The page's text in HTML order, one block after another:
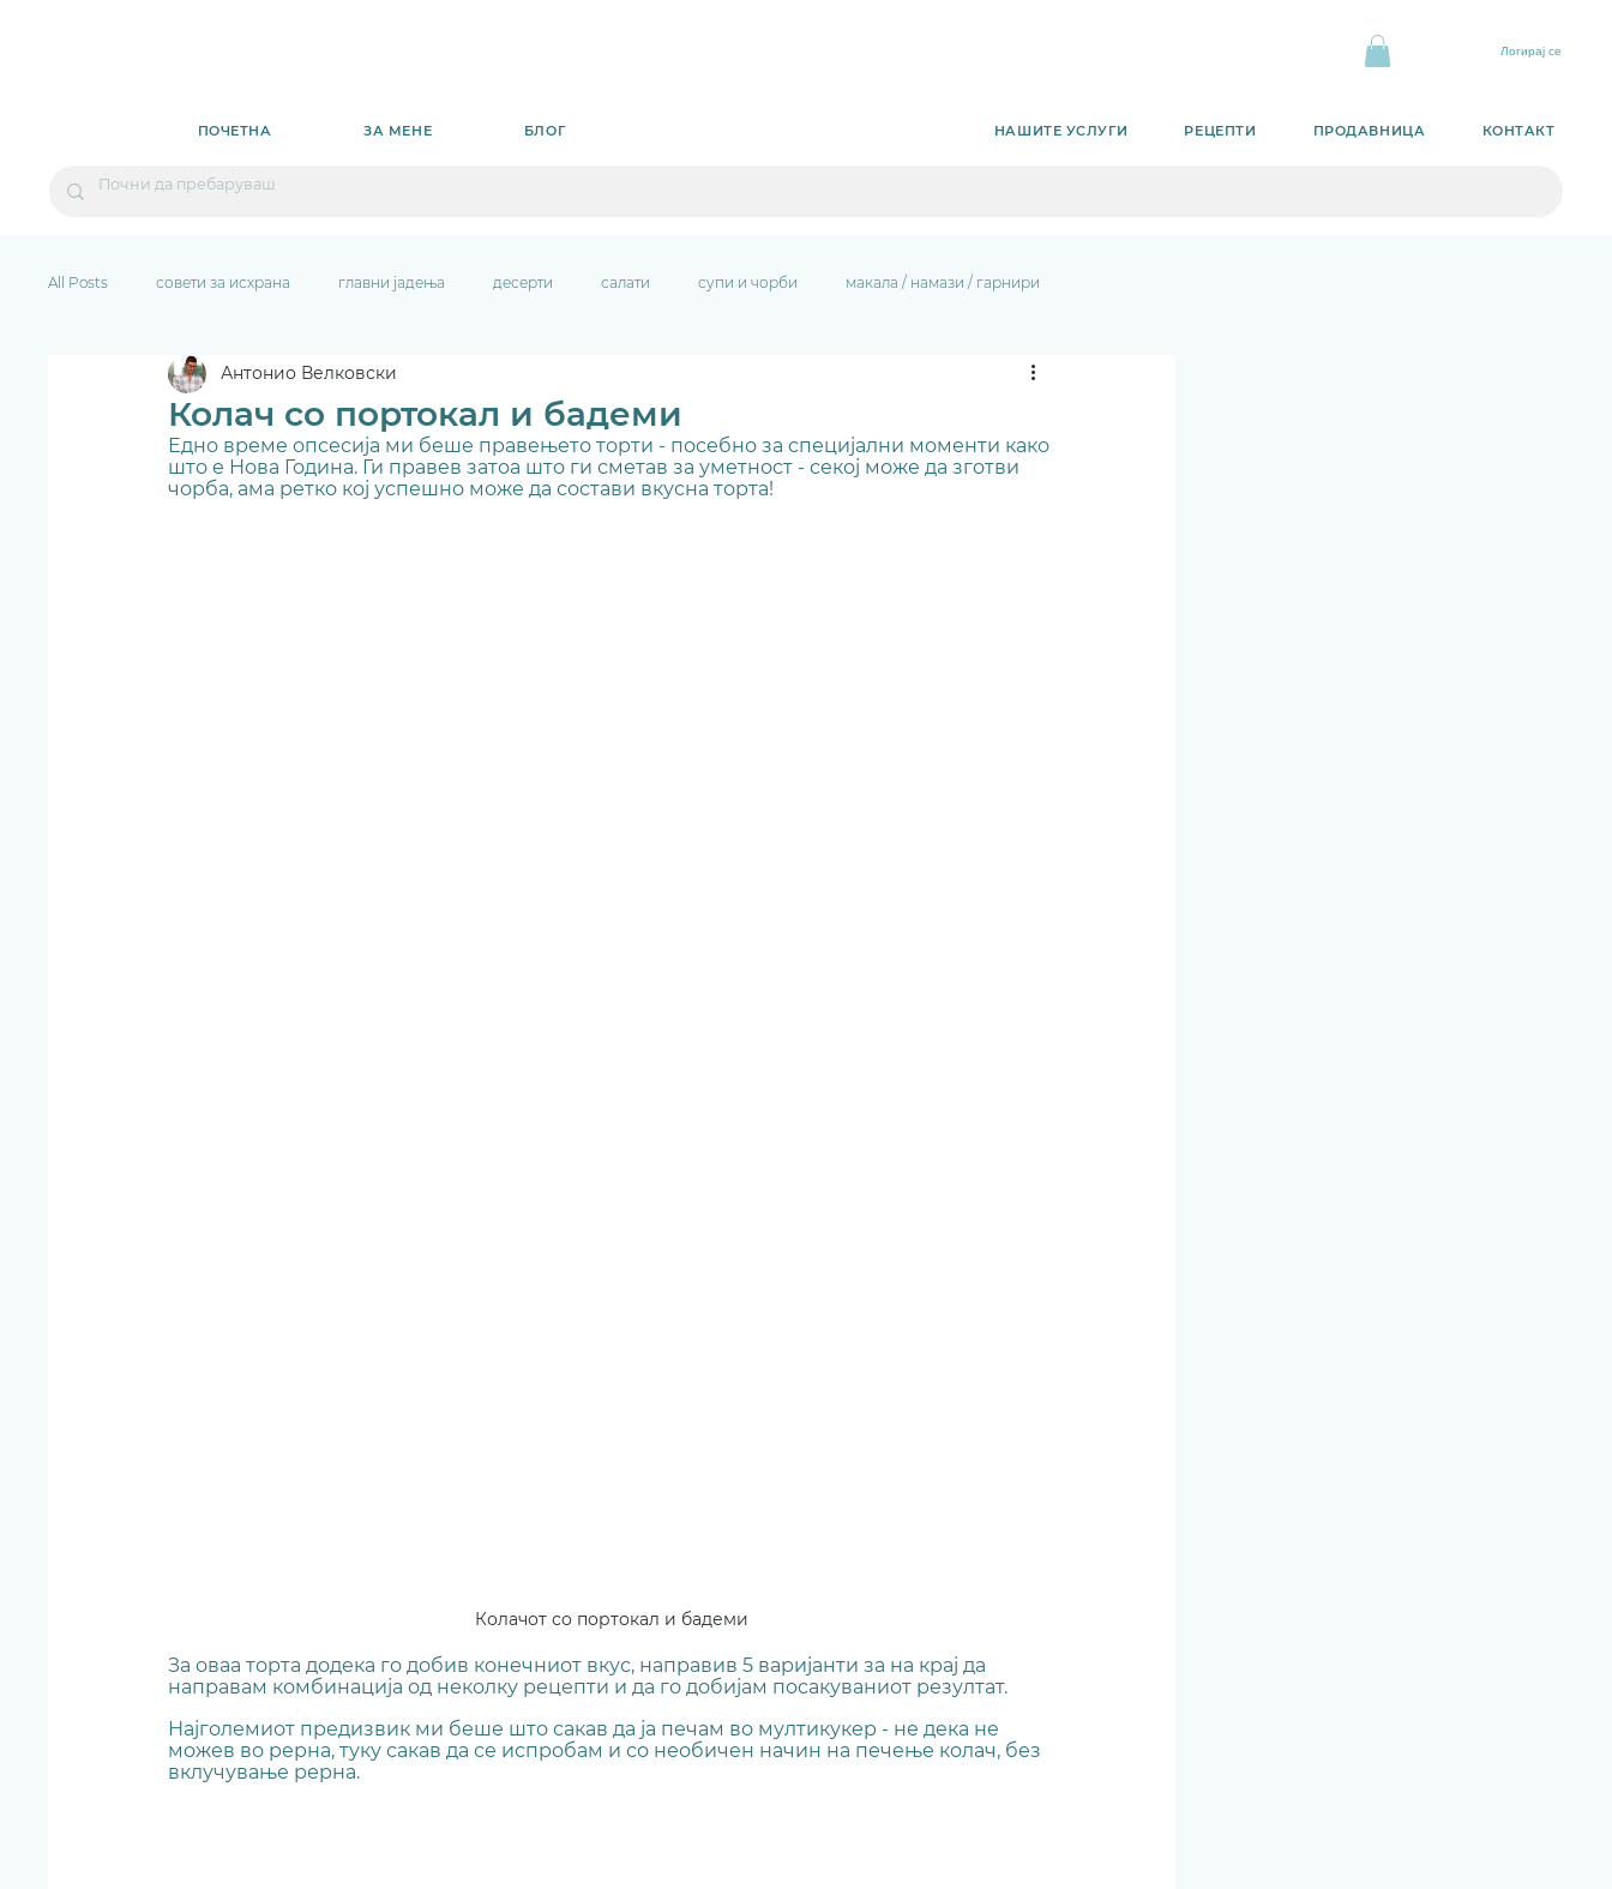
ПОЧЕТНА ЗА МЕНЕ БЛОГ
Логирај се
НАШИТЕ УСЛУГИ РЕЦЕПТИ ПРОДАВНИЦА КОНТАКТ
All Posts совети за исхрана главни јадења десерти салати супи и чорби макала / намази / гарнири
Колач со портокал и бадеми
Антонио Велковски
Едно време опсесија ми беше правењето торти - посебно за специјални моменти како
што е Нова Година. Ги правев затоа што ги сметав за уметност - секој може да зготви
чорба, ама ретко кој успешно може да состави вкусна торта!
Колачот со портокал и бадеми
За оваа торта додека го добив конечниот вкус, направив 5 варијанти за на крај да
направам комбинација од неколку рецепти и да го добијам посакуваниот резултат.
Најголемиот предизвик ми беше што сакав да ја печам во мултикукер - не дека не
можев во рерна, туку сакав да се испробам и со необичен начин на печење колач, без
вклучување рерна.